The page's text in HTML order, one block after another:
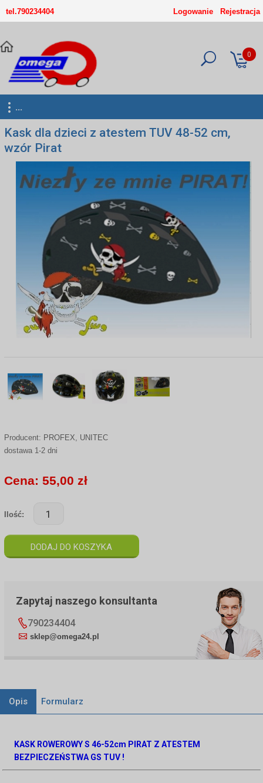
tel.790234404 Logowanie Rejestracja
0
...
Kask dla dzieci z atestem TUV 48-52 cm,
wzór Pirat
Producent: PROFEX, UNITEC
dostawa 1-2 dni
Cena: 55,00 zł
Ilość:
Zapytaj naszego konsultanta
790234404
sklep@omega24.pl
Opis Formularz
KASK ROWEROWY S 46-52cm PIRAT Z ATESTEM
BEZPIECZEŃSTWA GS TUV !